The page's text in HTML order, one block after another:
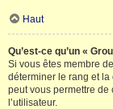
Haut
Qu’est-ce qu’un «
Si vous êtes membre
déterminer le rang et la
peut vous permettre
l’utilisateur.